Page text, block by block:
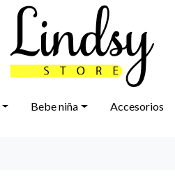
Bebe niña Accesorios